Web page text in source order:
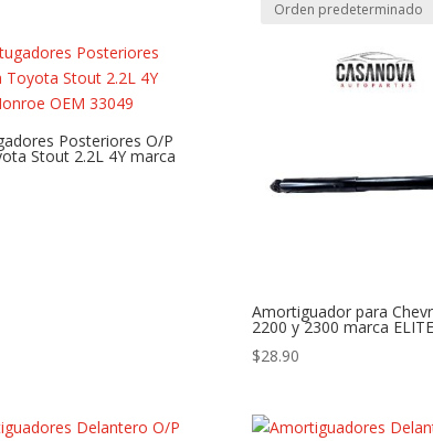
Posteriores O/P
Stout 2.2L 4Y marca
Amortiguador para
2200 y 2300 marca ELITE
$28.90